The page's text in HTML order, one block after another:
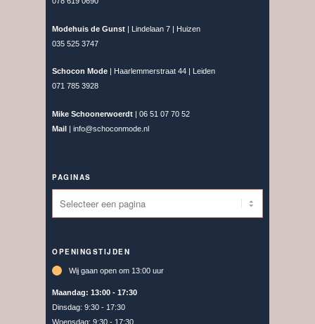
Modehuis de Gunst | Lindelaan 7 | Huizen
035 525 3747
Schocon Mode | Haarlemmerstraat 44 | Leiden
071 785 3928
Mike Schoonerwoerdt | 06 51 07 70 52
Mail | info@schoconmode.nl
PAGINAS
OPENINGSTIJDEN
Wij gaan open om 13:00 uur
Maandag: 13:00 - 17:30
Dinsdag: 9:30 - 17:30
Woensdag: 9:30 - 17:30